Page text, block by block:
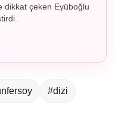
dikkat çeken Eyüboğlu
#dizi